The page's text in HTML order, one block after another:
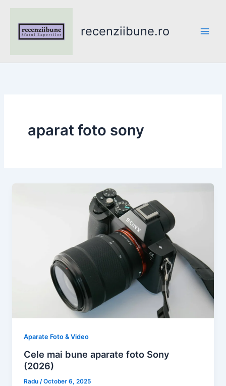
content
recenziibune.ro
aparat foto sony
Aparate Foto & Video
Cele mai bune aparate foto Sony
(2026)
Radu/October 6, 2025